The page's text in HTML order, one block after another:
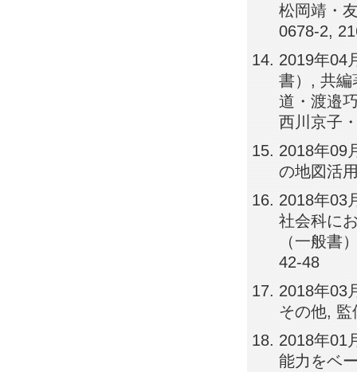
松岡靖・
0678-2,
2019年04
書）, 共編
道・渡邉
西川京子
2018年09
の地図活
2018年03
社会科に
（一般書
42-48
2018年03
その他,
2018年01
能力をベ